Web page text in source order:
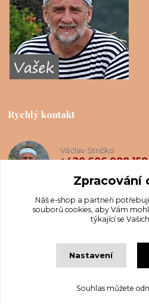
Rychlý kontakt
Václav Stričko
+420 606 088 158
info@krakatis.cz
Vytvořeno na
Zpracování
Náš e-shop a partneři
souborů cookies, aby Vám
týkající se
Nastavení
Souhlas můžete